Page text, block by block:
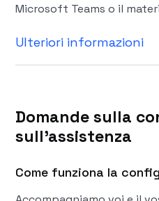
Microsoft Teams o il
Ulteriori informazioni
Domande sulla
sull'assistenza
Come funziona la